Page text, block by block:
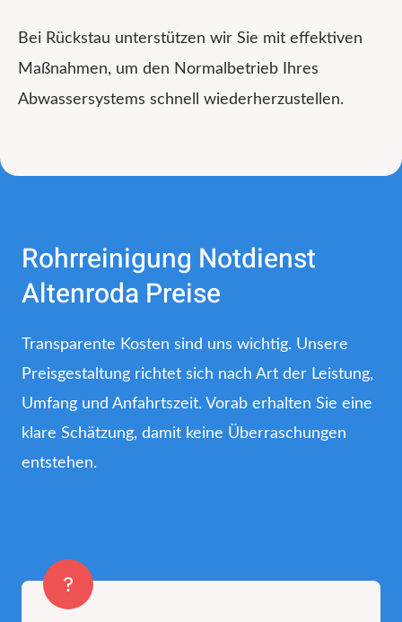
Bei Rückstau unterstützen wir Sie mit effektiven
Maßnahmen, um den Normalbetrieb Ihres
Abwassersystems schnell wiederherzustellen.
Rohrreinigung Notdienst
Altenroda Preise
Transparente Kosten sind uns wichtig. Unsere
Preisgestaltung richtet sich nach Art der Leistung,
Umfang und Anfahrtszeit. Vorab erhalten Sie eine
klare Schätzung, damit keine Überraschungen
entstehen.